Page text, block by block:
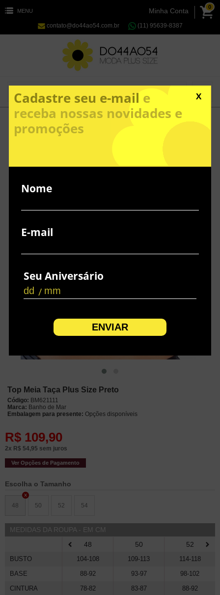
MENU Minha Conta 0
contato@do44ao54.com.br (11) 95639-8387
Cadastre seu e-mail e
receba nossas novidades e
promoções
X
Nome
E-mail
Seu Aniversário
/
Top Meia Taça Plus Size Preto
Código: BM621111
Marca: Banho de Mar
Embalagem para presente: Opções disponíveis
R$ 109,90
2x R$ 54,95 sem juros
Ver Opções de Pagamento
Tamanho
48 50 52 54
MEDIDAS DA ROUPA - EM CM
BUSTO
BASE
CINTURA
48
104-108
88-92
78-82
50
109-113
93-97
83-87
52
114-118
98-102
88-92